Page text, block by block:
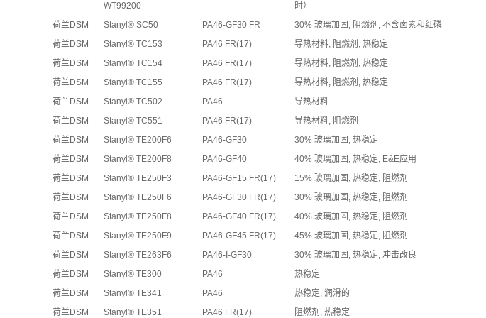
WT99200
时）
荷兰DSM Stanyl® SC50 PA46-GF30 FR 30% 玻璃加固, 阻燃剂, 不含卤素和红磷
荷兰DSM
Stanyl® TC153 PA46 FR(17) 导热材料, 阻燃剂, 热稳定
荷兰DSM
Stanyl® TC154 PA46 FR(17) 导热材料, 阻燃剂, 热稳定
荷兰DSM
Stanyl® TC155 PA46 FR(17) 导热材料, 阻燃剂, 热稳定
荷兰DSM
Stanyl® TC502 PA46 导热材料
荷兰DSM
Stanyl® TC551 PA46 FR(17) 导热材料, 阻燃剂
荷兰DSM
Stanyl® TE200F6 PA46-GF30 30% 玻璃加固, 热稳定
荷兰DSM
Stanyl® TE200F8 PA46-GF40 40% 玻璃加固, 热稳定, E&E应用
荷兰DSM
Stanyl® TE250F3 PA46-GF15 FR(17) 15% 玻璃加固, 热稳定, 阻燃剂
荷兰DSM
Stanyl® TE250F6 PA46-GF30 FR(17) 30% 玻璃加固, 热稳定, 阻燃剂
荷兰DSM
Stanyl® TE250F8 PA46-GF40 FR(17) 40% 玻璃加固, 热稳定, 阻燃剂
荷兰DSM
Stanyl® TE250F9 PA46-GF45 FR(17) 45% 玻璃加固, 热稳定, 阻燃剂
荷兰DSM
Stanyl® TE263F6 PA46-I-GF30 30% 玻璃加固, 热稳定, 冲击改良
荷兰DSM
Stanyl® TE300 PA46 热稳定
荷兰DSM
Stanyl® TE341 PA46 热稳定, 润滑的
荷兰DSM
Stanyl® TE351 PA46 FR(17) 阻燃剂, 热稳定